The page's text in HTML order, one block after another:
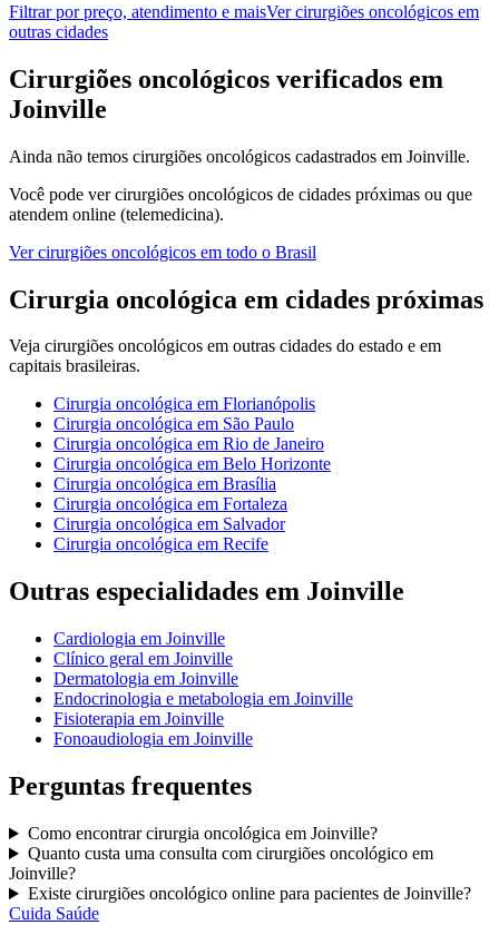
Filtrar por preço, atendimento e maisVercirurgiões oncológicos em
outras cidades
Cirurgiões oncológicos verificados em
Joinville
Ainda não temos cirurgiões oncológicos cadastrados em Joinville.
Você pode vercirurgiões oncológicos de cidades próximas ou que
atendem online (telemedicina).
Vercirurgiões oncológicos em todo o Brasil
Cirurgia oncológica em cidades próximas
Veja cirurgiões oncológicos em outras cidades do estado e em
capitais brasileiras.
Cirurgia oncológica em Florianópolis
Cirurgia oncológica em São Paulo
Cirurgia oncológica em Rio de Janeiro
Cirurgia oncológica em Belo Horizonte
Cirurgia oncológica em Brasília
Cirurgia oncológica em Fortaleza
Cirurgia oncológica em Salvador
Cirurgia oncológica em Recife
Outras especialidades em Joinville
Cardiologia em Joinville
Clínico geral em Joinville
Dermatologia em Joinville
Endocrinologia e metabologia em Joinville
Fisioterapia em Joinville
Fonoaudiologia em Joinville
Perguntas frequentes
Como encontrarcirurgia oncológica em Joinville?
Quanto custa uma consulta com cirurgiões oncológicoem
Joinville?
Existe cirurgiões oncológicoonline para pacientes de Joinville?
Cuida Saúde